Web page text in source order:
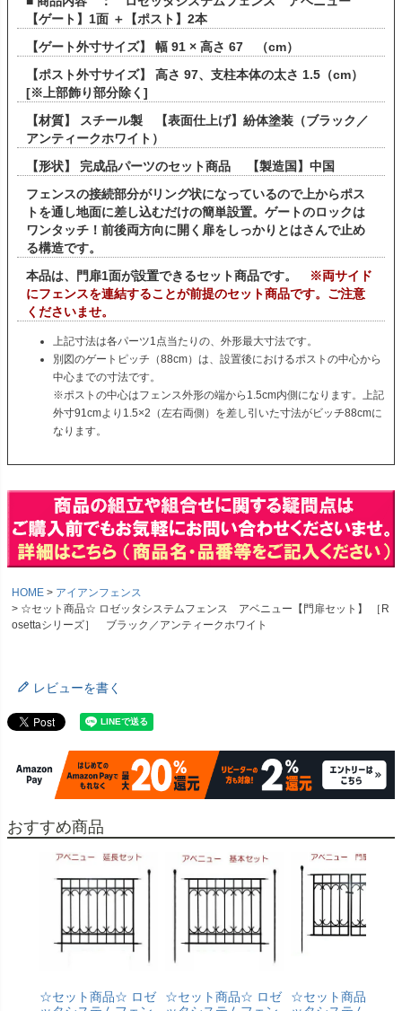
【ゲート】1面 ＋【ポスト】2本
【ゲート外寸サイズ】 幅 91 × 高さ 67 （cm）
【ポスト外寸サイズ】 高さ 97、支柱本体の太さ 1.5（cm）
[※上部飾り部分除く]
【材質】 スチール製 【表面仕上げ】紛体塗装（ブラック／
アンティークホワイト）
【形状】 完成品パーツのセット商品 【製造国】中国
フェンスの接続部分がリング状になっているので上からポス
トを通し地面に差し込むだけの簡単設置。ゲートのロックは
ワンタッチ！前後両方向に開く扉をしっかりとはさんで止め
る構造です。
本品は、門扉1面が設置できるセット商品です。
※両サイド
にフェンスを連結することが前提のセット商品です。ご注意
くださいませ。
上記寸法は各パーツ1点当たりの、外形最大寸法です。
別図のゲートピッチ（88cm）は、設置後におけるポストの中心から
中心までの寸法です。
※ポストの中心はフェンス外形の端から1.5cm内側になります。上記
外寸91cmより1.5×2（左右両側）を差し引いた寸法がビッチ88cmに
なります。
HOME
アイアンフェンス
☆セット商品☆ ロゼッタシステムフェンス アベニュー【門扉セット】 ［R
osettaシリーズ］ ブラック／アンティークホワイト
レビューを書く
おすすめ商品
☆セット商品☆ ロゼ
☆セット商品☆ ロゼ
☆セット商品☆ ロ